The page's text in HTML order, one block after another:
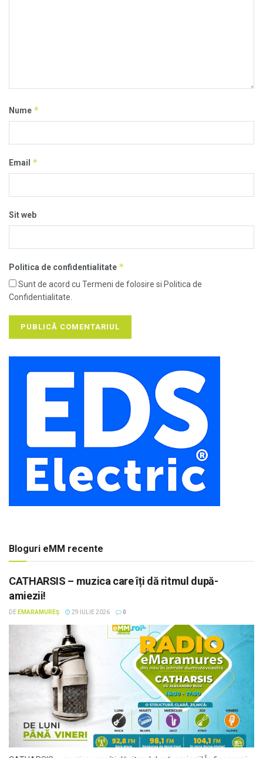
Nume *
Email *
Sit web
Politica de confidentialitate *
Sunt de acord cu Termeni de folosire si Politica de
Confidentialitate.
Bloguri eMM recente
CATHARSIS – muzica care îți dă ritmul după-
amiezii!
DE EMARAMUREȘ 29 IULIE 2026 0